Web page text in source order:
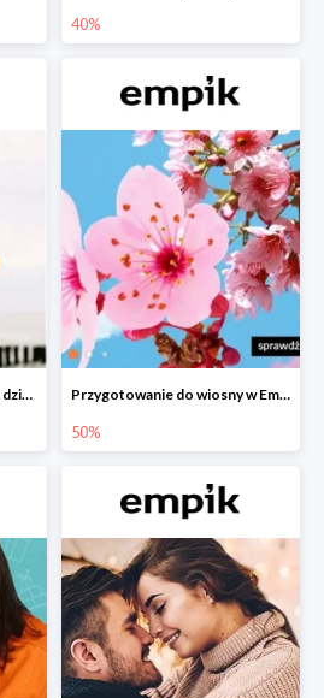
40%
Wiosenne okazje w Empiku dziecko w podróży do -40% Przygotowanie do wiosny w Empiku - setki produktów do -50%
50%